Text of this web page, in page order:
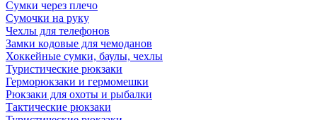
Сумки через плечо
Сумочки на руку
Чехлы для телефонов
Замки кодовые для чемоданов
Хоккейные сумки, баулы, чехлы
Туристические рюкзаки
Герморюкзаки и гермомешки
Рюкзаки для охоты и рыбалки
Тактические рюкзаки